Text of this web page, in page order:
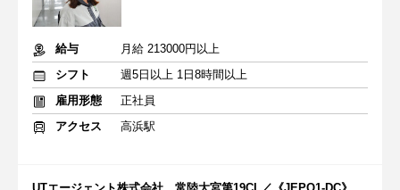
給与
月給 213000円以上
シフト
週5日以上 1日8時間以上
雇用形態
正社員
アクセス
高浜駅